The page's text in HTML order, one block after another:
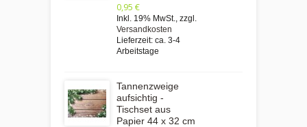
0,95 €
Inkl. 19% MwSt. zzgl.
Versandkosten
Lieferzeit: ca. 3-4
Arbeitstage
Tannenzweige
aufsichtig -
Tischset aus
Papier 44 x 32 cm